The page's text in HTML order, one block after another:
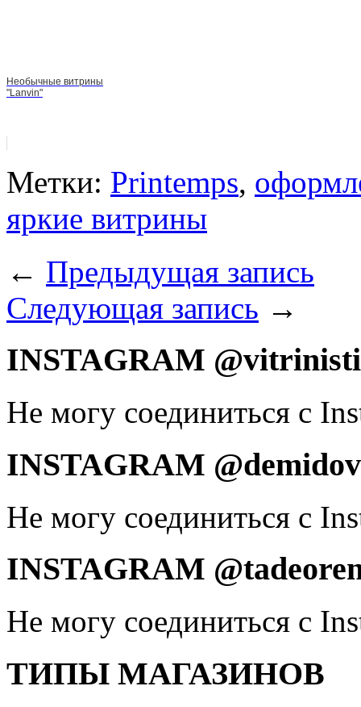
Необычные витрины
"Lanvin"
Метки: Printemps,
яркие витрины
← Предыдущая запись
Следующая запись →
INSTAGRAM
Не могу соединиться с
INSTAGRAM
Не могу соединиться с
INSTAGRAM
Не могу соединиться с
ТИПЫ МАГАЗИНОВ